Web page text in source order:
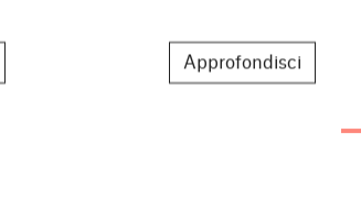
Approfondisci